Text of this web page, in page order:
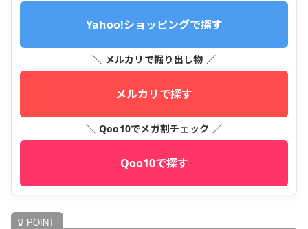
Yahoo!ショッピングで探す
＼ メルカリで掘り出し物 ／
メルカリで探す
＼ Qoo10でメガ割チェック ／
Qoo10で探す